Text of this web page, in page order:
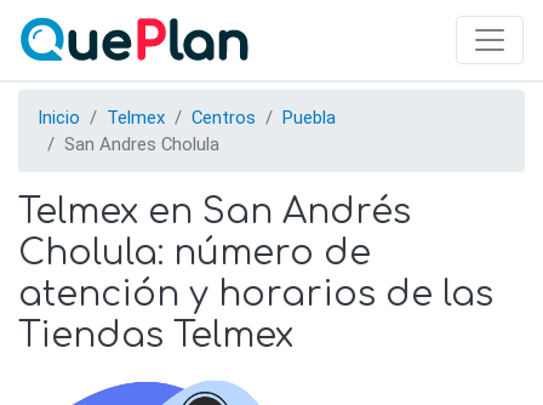
Inicio Telmex Centros
Puebla
San Andres Cholula
Telmex en San Andrés
Cholula: número de
atención y horarios de las
Tiendas Telmex